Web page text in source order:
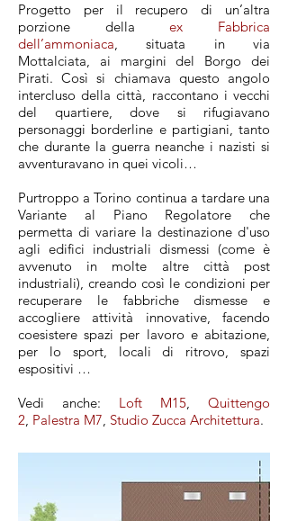
Progetto per il recupero di un’altra
porzione dellaex Fabbrica
dell’ammoniaca, situata in via
Mottalciata, ai margini del Borgo dei
Pirati. Così si chiamava questo angolo
intercluso della città, raccontano i vecchi
del quartiere, dove si rifugiavano
personaggi borderline e partigiani, tanto
che durante la guerra neanche i nazisti si
avventuravano in quei vicoli…
Purtroppo a Torino continua a tardare una
Variante al Piano Regolatore che
permetta di variare la destinazione d'uso
agli edifici industriali dismessi (come è
avvenuto in molte altre città post
industriali), creando così le condizioni per
recuperare le fabbriche dismesse e
accogliere attività innovative, facendo
coesistere spazi per lavoro e abitazione,
per lo sport, locali di ritrovo, spazi
espositivi …
Vedi anche: Loft M15,
Quittengo
2, Palestra M7, Studio Zucca Architettura.